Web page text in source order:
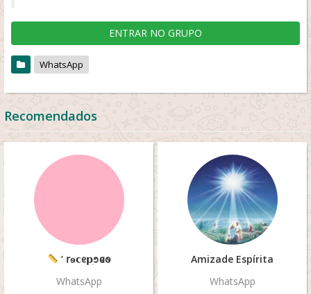
ENTRAR NO GRUPO
WhatsApp
Recomendados
‘ 𝗋ɘ𝗰ᧉ𝗽ׅ᪁𐐼𐐫
WhatsApp
Amizade Espírita
WhatsApp